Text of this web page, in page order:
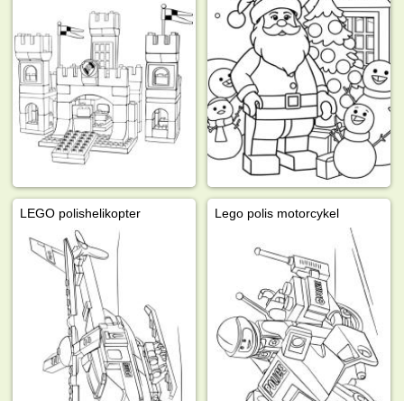
LEGO polishelikopter Lego polis motorcykel